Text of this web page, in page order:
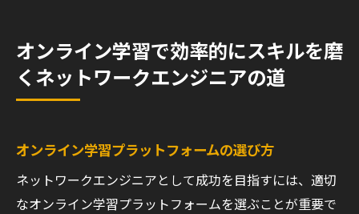
オンライン学習で効率的にスキルを磨
くネットワークエンジニアの道
オンライン学習プラットフォームの選び方
ネットワークエンジニアとして成功を目指すには、適切
なオンライン学習プラットフォームを選ぶことが重要で